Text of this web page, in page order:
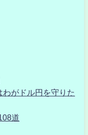
がドル円を守りた
道